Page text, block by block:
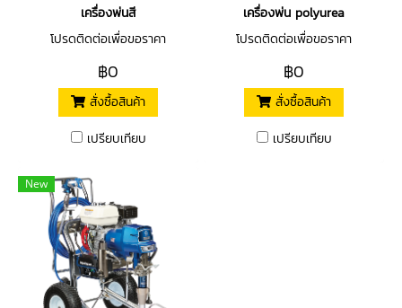
เครื่องพ่นสี
โปรดติดต่อเพื่อขอราคา
฿0
สั่งซื้อสินค้า
เปรียบเทียบ
เครื่องพ่น polyurea
โปรดติดต่อเพื่อขอราคา
฿0
สั่งซื้อสินค้า
เปรียบเทียบ
New